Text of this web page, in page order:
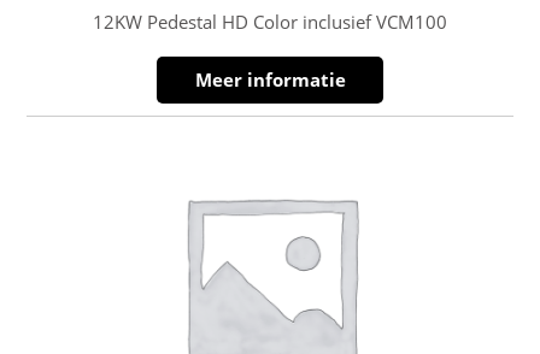
12KW Pedestal HD Color inclusief VCM100
Meer informatie